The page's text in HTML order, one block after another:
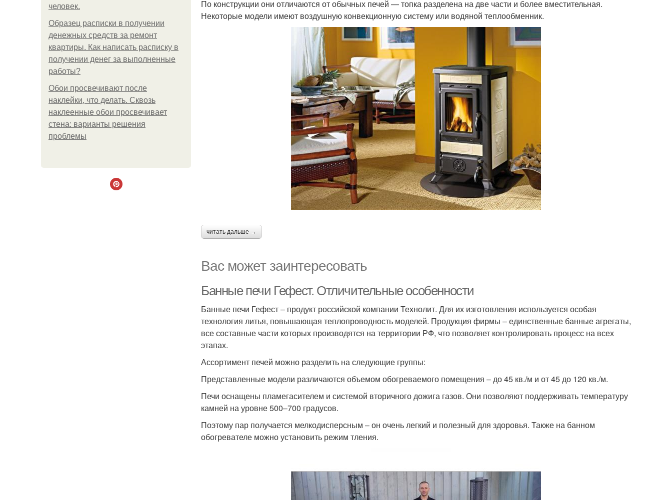
человек.
Образец расписки в получении
денежных средств за ремонт
квартиры. Как написать расписку в
получении денег за выполненные
работы?
Обои просвечивают после
наклейки, что делать. Сквозь
наклеенные обои просвечивает
стена: варианты решения
проблемы
По конструкции они отличаются от обычных печей — топка разделена на две части и более вместительная.
Некоторые модели имеют воздушную конвекционную систему или водяной теплообменник.
читать дальше →
Вас может заинтересовать
Банные печи Гефест. Отличительные особенности
Банные печи Гефест – продукт российской компании Технолит. Для их изготовления используется особая
технология литья, повышающая теплопроводность моделей. Продукция фирмы – единственные банные агрегаты,
все составные части которых производятся на территории РФ, что позволяет контролировать процесс на всех
этапах.
Ассортимент печей можно разделить на следующие группы:
Представленные модели различаются объемом обогреваемого помещения – до 45 кв./м и от 45 до 120 кв./м.
Печи оснащены пламегасителем и системой вторичного дожига газов. Они позволяют поддерживать температуру
камней на уровне 500–700 градусов.
Поэтому пар получается мелкодисперсным – он очень легкий и полезный для здоровья. Также на банном
обогревателе можно установить режим тления.